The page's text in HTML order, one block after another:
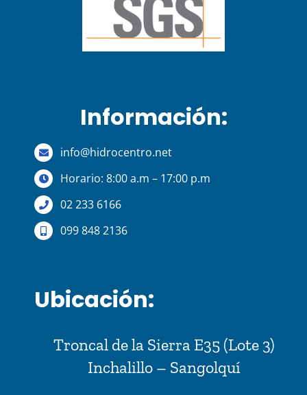
Información:
info@hidrocentro.net
Horario: 8:00 a.m – 17:00 p.m
02 233 6166
099 848 2136
Ubicación:
Troncal de la Sierra E35 (Lote 3)
Inchalillo – Sangolquí